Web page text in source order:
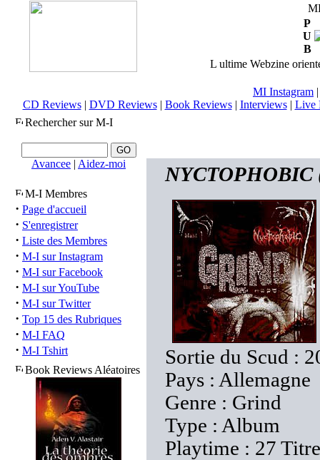
P
U
B
L ultime Webzine
MI Instagram
CD Reviews| DVD Reviews| Book Reviews| Interviews| Live
Rechercher sur M-I
Avancee | Aidez-moi
M-I Membres
· Page d'accueil
· S'enregistrer
· Liste des Membres
· M-I sur Instagram
· M-I sur Facebook
· M-I sur YouTube
· M-I sur Twitter
· Top 15 des Rubriques
· M-I FAQ
· M-I Tshirt
Book Reviews Aléatoires
NYCTOPHOBIC
Sortie du Scud :
Pays : Allemagne
Genre : Grind
Type : Album
Playtime : 27